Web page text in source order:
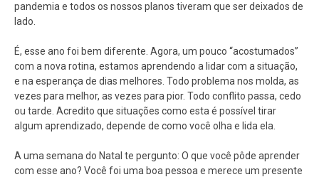
pandemia e todos os nossos planos tiveram que ser deixados de
lado.
É, esse ano foi bem diferente. Agora, um pouco “acostumados”
com a nova rotina, estamos aprendendo a lidar com a situação,
e na esperança de dias melhores. Todo problema nos molda, as
vezes para melhor, as vezes para pior. Todo conflito passa, cedo
ou tarde. Acredito que situações como esta é possível tirar
algum aprendizado, depende de como você olha e lida ela.
A uma semana do Natal te pergunto: O que você pôde aprender
com esse ano? Você foi uma boa pessoa e merece um presente